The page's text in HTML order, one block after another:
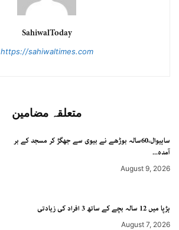
SahiwalToday
https://sahiwaltimes.com
متعلقہ مضامین
ساہیوال،60سالہ بوڑھے نے بیوی سے جھگڑ کر مسجد کے بر
آمدہ...
August 9, 2026
ہڑپا میں 12 سالہ بچے کے ساتھ 3 افراد کی زیادتی
August 7, 2026